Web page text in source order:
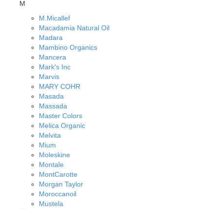
M
M.Micallef
Macadamia Natural Oil
Madara
Mambino Organics
Mancera
Mark's Inc
Marvis
MARY COHR
Masada
Massada
Master Colors
Melica Organic
Melvita
Mium
Moleskine
Montale
MontCarotte
Morgan Taylor
Moroccanoil
Mustela